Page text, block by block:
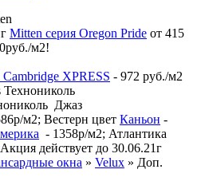
Mitten серия Oregon Pride от 415
м2!
XPRESS - 972 руб./м2
Джаз
м2; Вестерн цвет Каньон -
- 1358р/м2; Атлантика
действует до 30.06.21г
окна » Velux » Доп.